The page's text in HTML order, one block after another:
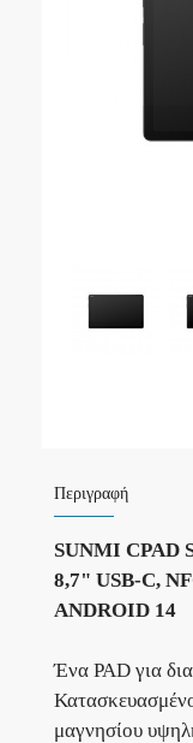
Περιγραφή
SUNMI CPAD
8,7" USB-C,
ANDROID 14
Ένα PAD για
μαγνησίου